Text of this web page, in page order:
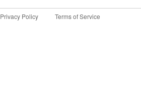
Privacy Policy Terms of Service